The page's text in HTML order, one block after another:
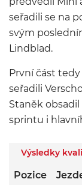
seřadili se na
svým
Lindblad.
První část
seřadili
Staněk obsadil
sprintu i
Výsledky
Pozice